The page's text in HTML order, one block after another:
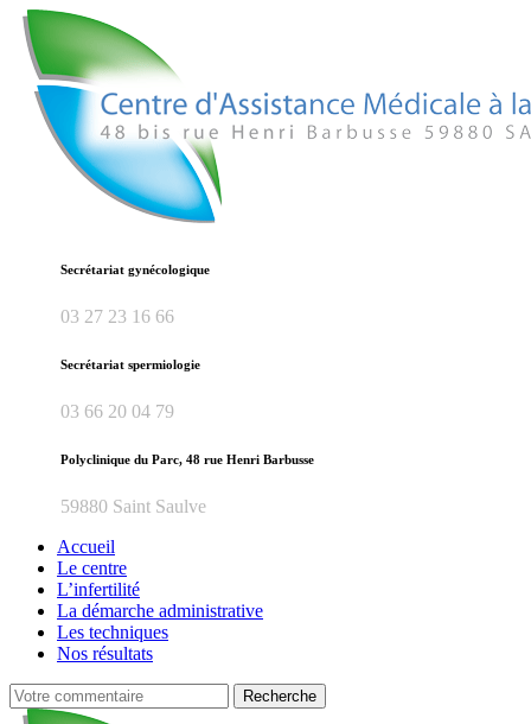
Secrétariat gynécologique
03 27 23 16 66
Secrétariat spermiologie
03 66 20 04 79
Polyclinique du Parc, 48 rue Henri Barbusse
59880 Saint Saulve
Accueil
Le centre
L’infertilité
La démarche administrative
Les techniques
Nos résultats